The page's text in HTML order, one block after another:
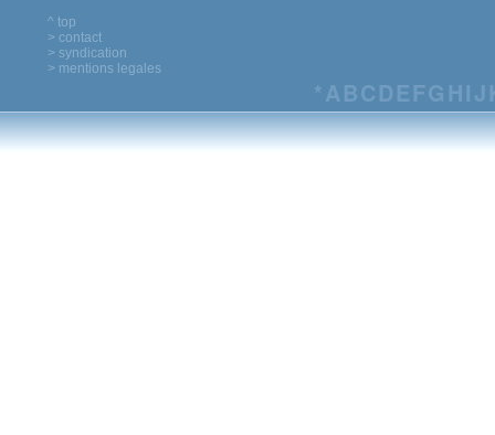
^ top
> contact
> syndication
> mentions legales
*ABCDEFG HIJ